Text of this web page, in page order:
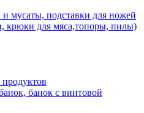
мусаты, подставки для ножей
крюки для мяса,топоры, пилы)
банок с винтовой